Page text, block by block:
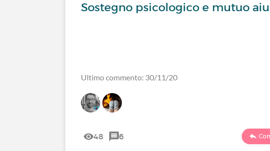
Sostegno psicologico e mutuo
Ultimo commento: 30/11/20
48 6